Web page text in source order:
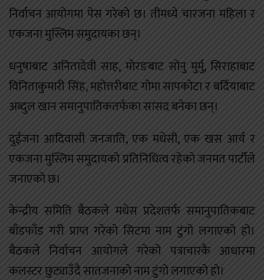
निर्वाचन आयोगमा पेस गरेको छ। तीमध्ये चारजना महिला र
एकजना मुस्लिम समुदायका छन्।
धनुषाबाट अनितादेवी साह, मोरङबाट सोनु मुर्मु, सिराहाबाट
विनिताकुमारी सिंह, महोत्तरीबाट गोमा सापकोटा र बर्दियाबाट
अब्दुल खान समानुपातिकतर्फका सांसद बनेका छन्।
दुईजना आदिवासी जनजाति, एक मधेसी, एक खस आर्य र
एकजना मुस्लिम समुदायको प्रतिनिधित्व रहेको जनमत पार्टीले
जनाएको छ।
केन्द्रीय समिति बैठकले मधेस प्रदेशतर्फ समानुपातिकबाट
बाँडफाँड गरी प्राप्त गरेको सिटमा नाम टुंगो लगाएको हो।
बैठकले निर्वाचन आयोगले गरेको पत्राचारकै आधारमा
कलस्टर छुट्याउँदै सातजनाको नाम टुंगो लगाएको हो।